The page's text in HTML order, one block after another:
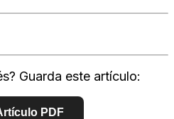
Guarda este artículo:
PDF